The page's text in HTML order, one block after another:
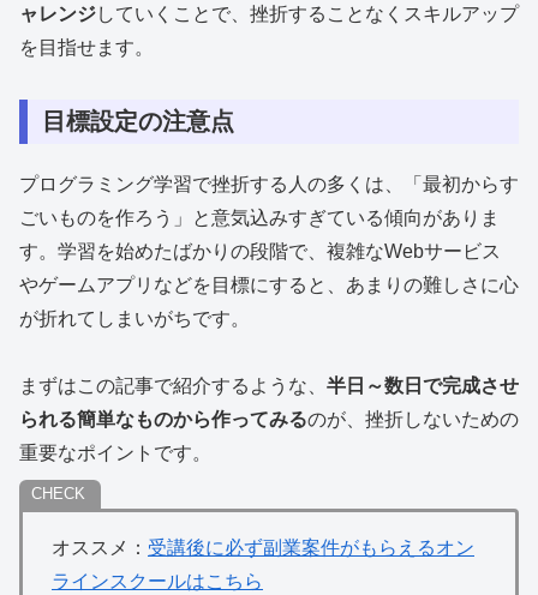
ャレンジしていくことで、挫折することなくスキルアップ
を目指せます。
目標設定の注意点
プログラミング学習で挫折する人の多くは、「最初からす
ごいものを作ろう」と意気込みすぎている傾向がありま
す。学習を始めたばかりの段階で、複雑なWebサービス
やゲームアプリなどを目標にすると、あまりの難しさに心
が折れてしまいがちです。
まずはこの記事で紹介するような、 半日～数日で完成させ
られる簡単なものから作ってみるのが、挫折しないための
重要なポイントです。
オススメ： 受講後に必ず副業案件がもらえるオン
ラインスクールはこちら